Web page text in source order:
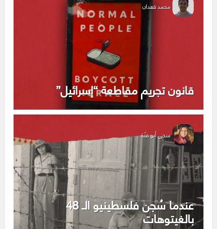
محمد قعدان
قانون تجريم مقاطعة “إسرائيل”
سجى أبو فنّة
عندما سُجن فلسطينيو الـ 48
بالغيتوهات